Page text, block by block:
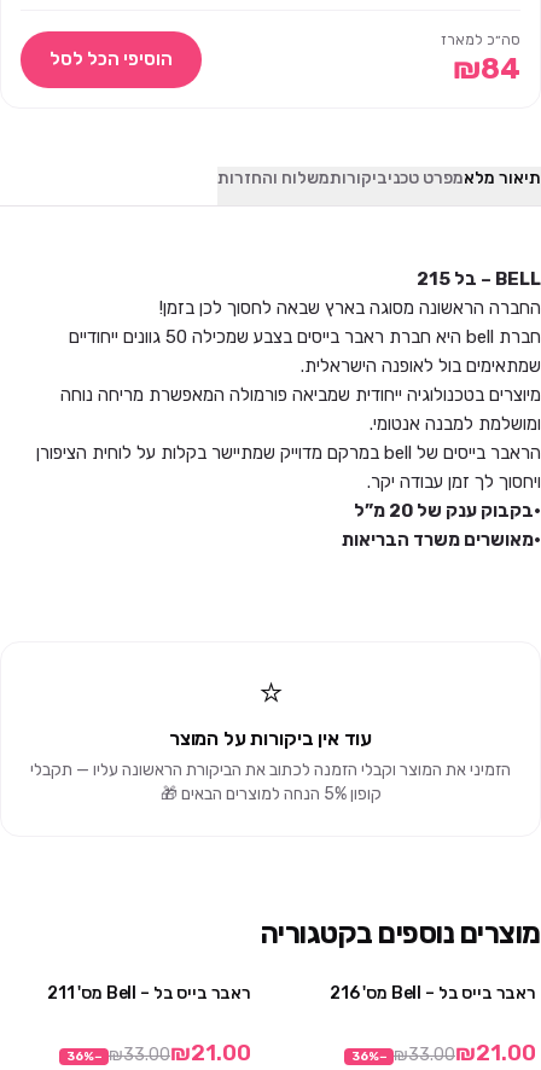
סה״כ למארז
₪84 הוסיפי הכל לסל
תיאור מלאמפרט טכניביקורותמשלוח והחזרות
BELL – בל 215
החברה הראשונה מסוגה בארץ שבאה לחסוך לכן בזמן!
חברת bell היא חברת ראבר בייסים בצבע שמכילה 50 גוונים ייחודיים
שמתאימים בול לאופנה הישראלית.
מיוצרים בטכנולוגיה ייחודית שמביאה פורמולה המאפשרת מריחה נוחה
ומושלמת למבנה אנטומי.
הראבר בייסים של bell במרקם מדוייק שמתיישר בקלות על לוחית הציפורן
ויחסוך לך זמן עבודה יקר.
•בקבוק ענק של 20 מ”ל
•מאושרים משרד הבריאות
⭐
עוד אין ביקורות על המוצר
הזמיני את המוצר וקבלי הזמנה לכתוב את הביקורת הראשונה עליו — תקבלי
קופון 5% הנחה למוצרים הבאים 🎁
מוצרים נוספים בקטגוריה
ראבר בייס בל – Bell מס' 216
₪21.00
₪33.00
−
36%
ראבר בייס בל – Bell מס' 211
₪21.00
₪33.00
−
36%